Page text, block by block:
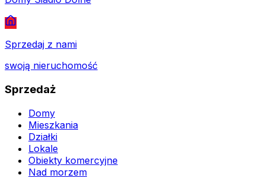
Sprzedaj z nami
swoją nieruchomość
Sprzedaż
Domy
Mieszkania
Działki
Lokale
Obiekty komercyjne
Nad morzem